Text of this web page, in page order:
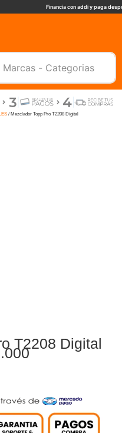
Financia con addi y paga
TE AYUDAMOS, ESCRIBENOS. 📲
/ Mezclador Topp Pro T2208 Digital
T2208 Digital